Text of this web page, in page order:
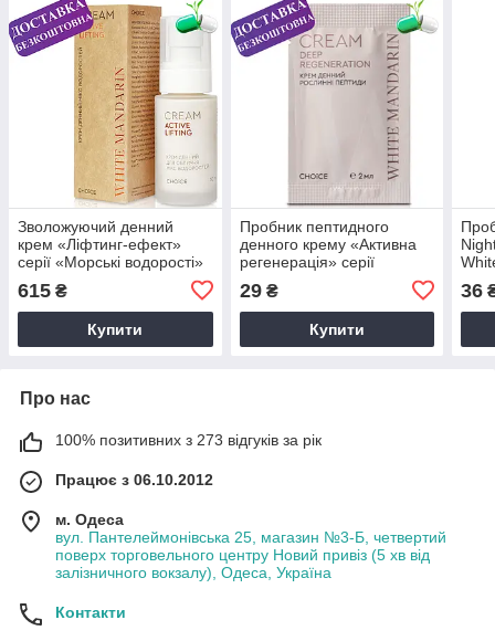
Зволожуючий денний
крем «Ліфтинг-ефект»
серії «Морські водорості»
615 ₴
Купити
Пробник пептидного
денного крему «Активна
регенерація» серії
«Пророслі зерна» anti-age
White Mandarin 2 мл
29₴
Купити
36
Про нас
100% позитивних з 273 відгуків за рік
Працює з 06.10.2012
м. Одеса
вул. Пантелеймонівська 25, магазин №3-Б, четвертий
поверх торговельного центру Новий привіз (5 хв від
залізничного вокзалу), Одеса, Україна
Контакти